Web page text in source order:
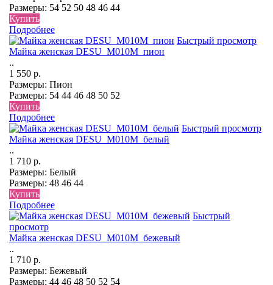
Размеры: 54 52 50 48 46 44
Купить
Подробнее
Быстрый просмотр
Майка женская DESU_М010М_пион
..
1 550 р.
Размеры: Пион
Размеры: 54 44 46 48 50 52
Купить
Подробнее
Быстрый просмотр
Майка женская DESU_М010М_белый
..
1 710 р.
Размеры: Белый
Размеры: 48 46 44
Купить
Подробнее
Быстрый
просмотр
Майка женская DESU_М010М_бежевый
..
1 710 р.
Размеры: Бежевый
Размеры: 44 46 48 50 52 54